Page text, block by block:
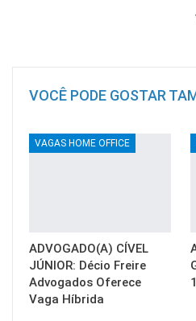
VOCÊ PODE GOSTAR
VAGAS HOME OFFICE
ADVOGADO(A) CÍVEL
JÚNIOR: Décio Freire
Advogados Oferece
Vaga Híbrida